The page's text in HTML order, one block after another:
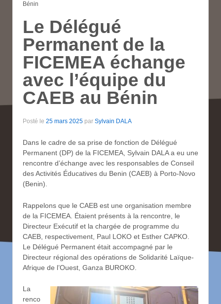
Bénin
Le Délégué
Permanent de la
FICEMEA échange
avec l’équipe du
CAEB au Bénin
Posté le 25 mars 2025 par Sylvain DALA
Dans le cadre de sa prise de fonction de Délégué
Permanent (DP) de la FICEMEA, Sylvain DALA a eu une
rencontre d’échange avec les responsables de Conseil
des Activités Éducatives du Benin (CAEB) à Porto-Novo
(Benin).
Rappelons que le CAEB est une organisation membre
de la FICEMEA. Étaient présents à la rencontre, le
Directeur Exécutif et la chargée de programme du
CAEB, respectivement, Paul LOKO et Esther CAPKO.
Le Délégué Permanent était accompagné par le
Directeur régional des opérations de Solidarité Laïque-
Afrique de l’Ouest, Ganza BUROKO.
La
renco